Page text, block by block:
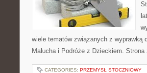
wiele tematów związanych z wyprawką
Malucha i Podróże z Dzieckiem.
CATEGORIES: PRZEMYSŁ STOCZNIOWY